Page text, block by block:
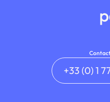
+33 (0) 1